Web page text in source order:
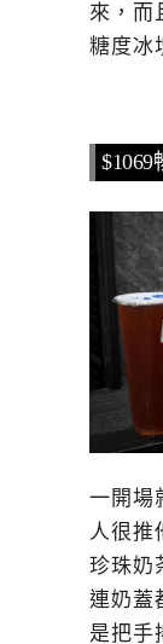
來，而
糖度冰
$1069
一開場
人很推
珍珠奶
連奶蓋
是把手